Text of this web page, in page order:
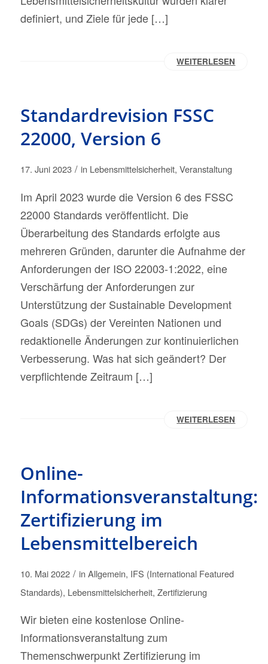
definiert, und Ziele für jede […]
WEITERLESEN
Standardrevision FSSC
22000, Version 6
17. Juni 2023 / in Lebensmittelsicherheit, Veranstaltung
Im April 2023 wurde die Version 6 des FSSC
22000 Standards veröffentlicht. Die
Überarbeitung des Standards erfolgte aus
mehreren Gründen, darunter die Aufnahme der
Anforderungen der ISO 22003-1:2022, eine
Verschärfung der Anforderungen zur
Unterstützung der Sustainable Development
Goals (SDGs) der Vereinten Nationen und
redaktionelle Änderungen zur kontinuierlichen
Verbesserung. Was hat sich geändert? Der
verpflichtende Zeitraum […]
WEITERLESEN
Online-
Informationsveranstaltung:
Zertifizierung im
Lebensmittelbereich
10. Mai 2022 / in Allgemein, IFS (International Featured
Standards), Lebensmittelsicherheit, Zertifizierung
Wir bieten eine kostenlose Online-
Informationsveranstaltung zum
Themenschwerpunkt Zertifizierung im